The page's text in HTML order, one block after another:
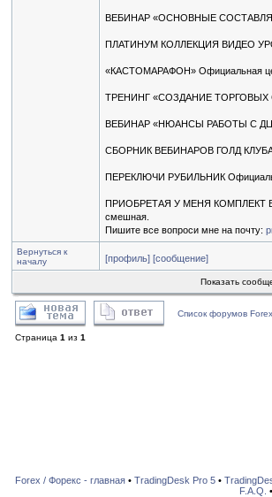
ВЕБИНАР «ОСНОВНЫЕ
ПЛАТИНУМ КОЛЛЕКЦИЯ ВИДЕО
«КАСТОМАРАФОН» Официальная
ТРЕНИНГ «СОЗДАНИЕ ТОРГОВЫХ
ВЕБИНАР «НЮАНСЫ РАБОТЫ С ДЦ»
СБОРНИК ВЕБИНАРОВ ГОЛД КЛУБА
ПЕРЕКЛЮЧИ РУБИЛЬНИК
ПРИОБРЕТАЯ У МЕНЯ КОМПЛЕКТ
смешная.
Пишите все вопроси мне на почту:
Вернуться к
началу
[профиль] [сообщение]
Показать
Список форумов
Страница 1 из 1
Forex / Форекс - главная• TradingDesk Pro 5•
F.A.Q. •